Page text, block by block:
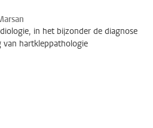
in het bijzonder de diagnose
van hartkleppathologie